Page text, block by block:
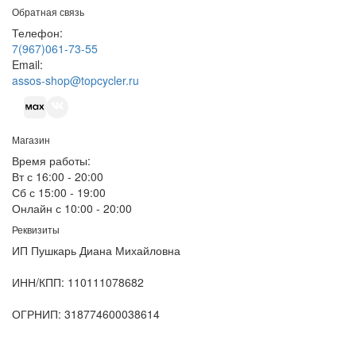
Обратная связь
Телефон:
7(967)061-73-55
Email:
assos-shop@topcycler.ru
Магазин
Время работы:
Вт с 16:00 - 20:00
Сб с 15:00 - 19:00
Онлайн с 10:00 - 20:00
Реквизиты
ИП Пушкарь Диана Михайловна
ИНН/КПП: 110111078682
ОГРНИП: 318774600038614